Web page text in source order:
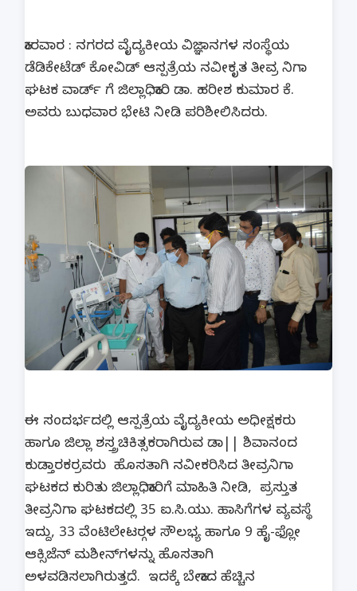
ಕಾರವಾರ : ನಗರದ ವೈದ್ಯಕೀಯ ವಿಜ್ಞಾನಗಳ ಸಂಸ್ಥೆಯ
ಡೆಡಿಕೇಟೆಡ್ ಕೋವಿಡ್ ಆಸ್ಪತ್ರೆಯ ನವೀಕೃತ ತೀವ್ರ ನಿಗಾ
ಘಟಕ ವಾರ್ಡ್ ಗೆ ಜಿಲ್ಲಾಧಿಕಾರಿ ಡಾ. ಹರೀಶ ಕುಮಾರ ಕೆ.
ಅವರು ಬುಧವಾರ ಭೇಟಿ ನೀಡಿ ಪರಿಶೀಲಿಸಿದರು.
ಈ ಸಂದರ್ಭದಲ್ಲಿ ಆಸ್ಪತ್ರೆಯ ವೈದ್ಯಕೀಯ ಅಧೀಕ್ಷಕರು
ಹಾಗೂ ಜಿಲ್ಲಾ ಶಸ್ತ್ರಚಿಕಿತ್ಸಕರಾಗಿರುವ ಡಾ|| ಶಿವಾನಂದ
ಕುಡ್ತಾರಕರ್‍ರವರು ಹೊಸತಾಗಿ ನವೀಕರಿಸಿದ ತೀವ್ರನಿಗಾ
ಘಟಕದ ಕುರಿತು ಜಿಲ್ಲಾಧಿಕಾರಿಗೆ ಮಾಹಿತಿ ನೀಡಿ, ಪ್ರಸ್ತುತ
ತೀವ್ರನಿಗಾ ಘಟಕದಲ್ಲಿ 35 ಐ.ಸಿ.ಯು. ಹಾಸಿಗೆಗಳ ವ್ಯವಸ್ಥೆ
ಇದ್ದು, 33 ವೆಂಟಿಲೇಟರ್‍ಗಳ ಸೌಲಭ್ಯ ಹಾಗೂ 9 ಹೈ-ಫ್ಲೋ
ಆಕ್ಸಿಜೆನ್ ಮಶೀನ್‍ಗಳನ್ನು ಹೊಸತಾಗಿ
ಅಳವಡಿಸಲಾಗಿರುತ್ತದೆ. ಇದಕ್ಕೆ ಬೇಕಾದ ಹೆಚ್ಚಿನ